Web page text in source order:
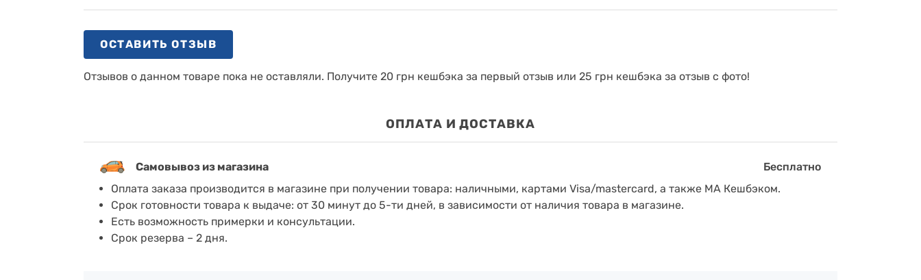
ОСТАВИТЬ ОТЗЫВ
Отзывов о данном товаре пока не оставляли. Получите 20 грн кешбэка за первый отзыв или 25 грн кешбэка за отзыв с фото!
ОПЛАТА И ДОСТАВКА
Самовывоз из магазина
Бесплатно
Оплата заказа производится в магазине при получении товара: наличными, картами Visa/mastercard, а также МА Кешбэком.
Срок готовности товара к выдаче: от 30 минут до 5-ти дней, в зависимости от наличия товара в магазине.
Есть возможность примерки и консультации.
Срок резерва – 2 дня.